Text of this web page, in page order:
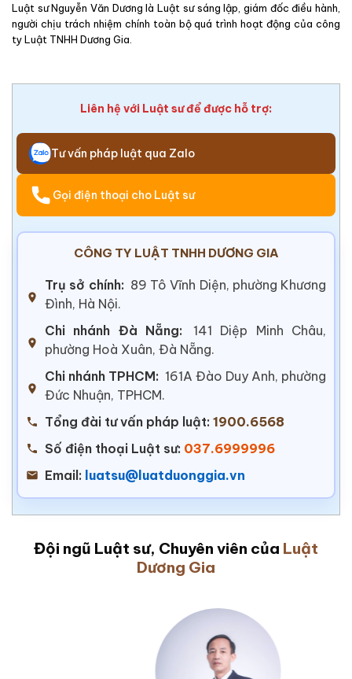
Luật sư Nguyễn Văn Dương là Luật sư sáng lập, giám đốc điều hành,
người chịu trách nhiệm chính toàn bộ quá trình hoạt động của công
ty Luật TNHH Dương Gia.
Liên hệ với Luật sư để được hỗ trợ:
Tư vấn pháp luật qua Zalo
Gọi điện thoại cho Luật sư
CÔNG TY LUẬT TNHH DƯƠNG GIA
Trụ sở chính: 89 Tô Vĩnh Diện, phường Khương
Đình, Hà Nội.
Chi nhánh Đà Nẵng:
141 Diệp Minh Châu,
phường Hoà Xuân, Đà Nẵng.
Chi nhánh TPHCM: 161A Đào Duy Anh, phường
Đức Nhuận, TPHCM.
Tổng đài tư vấn pháp luật: 1900.6568
Số điện thoại Luật sư: 037.6999996
Email: luatsu@luatduonggia.vn
Đội ngũ Luật sư, Chuyên viên của Luật
Dương Gia